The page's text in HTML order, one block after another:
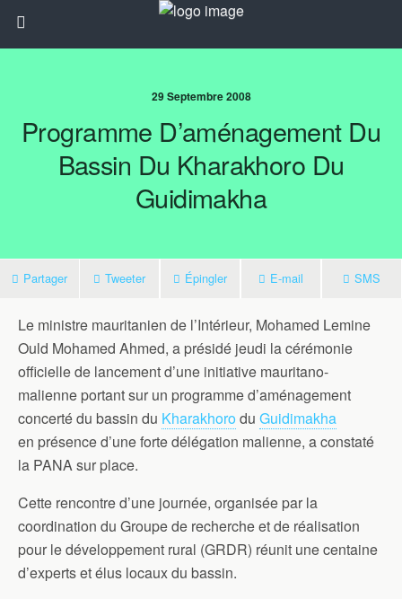
29 Septembre 2008
Programme D’aménagement Du
Bassin Du Kharakhoro Du
Guidimakha
Partager Tweeter Épingler E-mail SMS
Le ministre mauritanien de l’Intérieur, Mohamed Lemine
Ould Mohamed Ahmed, a présidé jeudi la cérémonie
officielle de lancement d’une initiative mauritano-
malienne portant sur un programme d’aménagement
concerté du bassin du Kharakhorodu Guidimakha
en présence d’une forte délégation malienne, a constaté
la PANA sur place.
Cette rencontre d’une journée, organisée par la
coordination du Groupe de recherche et de réalisation
pour le développement rural (GRDR) réunit une centaine
d’experts et élus locaux du bassin.